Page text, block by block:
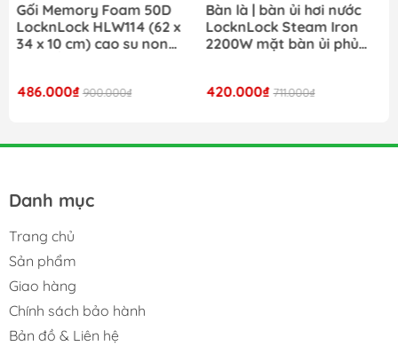
Gối Memory Foam 50D
LocknLock HLW114 (62 x
34 x 10 cm) cao su non
486.000₫ 900.000₫
Bàn là | bàn ủi hơi nước
LocknLock Steam Iron
2200W mặt bàn ủi phủ
420.000₫ 711.000₫
Danh mục
Trang chủ
Sản phẩm
Giao hàng
Chính sách bảo hành
Bản đồ & Liên hệ